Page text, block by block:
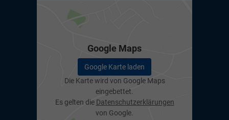
Google Maps
Google Karte laden
Die Karte wird von Google Maps
eingebettet.
Es gelten die Datenschutzerklärungen
von Google.